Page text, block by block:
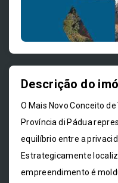
Descrição do
O Mais Novo Conceito
Província di Pádua
equilíbrio entre a
Estrategicamente
empreendimento é